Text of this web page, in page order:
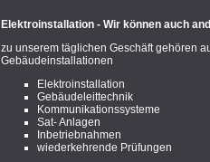
Elektroinstallation - Wir können auch
zu unserem täglichen Geschäft gehören
Gebäudeinstallationen
Elektroinstallation
Gebäudeleittechnik
Kommunikationssysteme
Sat- Anlagen
Inbetriebnahmen
wiederkehrende Prüfungen